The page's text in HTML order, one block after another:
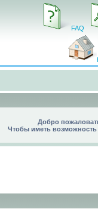
FAQ
Добро
Чтобы иметь возможность